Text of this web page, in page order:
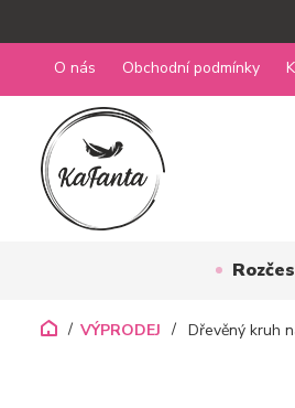
O nás Obchodní podmínky
VÝPRODEJ Dřevěný kruh